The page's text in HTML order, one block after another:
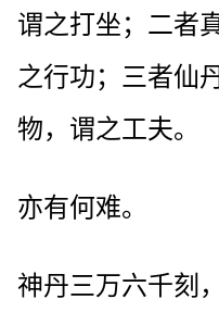
谓之打坐；二者
之行功；三者仙
物，谓之工夫。
亦有何难。
神丹三万六千刻